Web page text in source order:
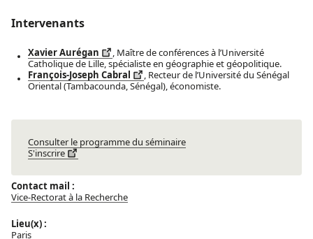
Intervenants
Xavier Aurégan
, Maître de conférences à l’Université
Catholique de Lille, spécialiste en géographie et géopolitique.
François-Joseph Cabral
, Recteur de l’Université du Sénégal
Oriental (Tambacounda, Sénégal), économiste.
Consulter le programme du séminaire
S'inscrire
Contact mail :
Vice-Rectorat à la Recherche
Lieu(x) :
Paris